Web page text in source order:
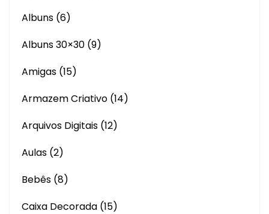
Albuns (6)
Albuns 30×30 (9)
Amigas (15)
Armazem Criativo (14)
Arquivos Digitais (12)
Aulas (2)
Bebês (8)
Caixa Decorada (15)